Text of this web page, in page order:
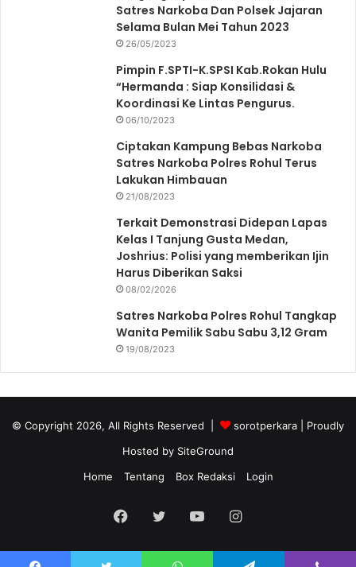
Satres Narkoba Dan Polsek Jajaran
Selama Bulan Mei Tahun 2023
26/05/2023
Pimpin F.SPTI-K.SPSI Kab.Rokan Hulu
“Hermanda : Siap Konsilidasi &
Koordinasi Ke Lintas Pengurus.
06/10/2023
Ciptakan Kampung Bebas Narkoba
Satres Narkoba Polres Rohul Terus
Lakukan Himbauan
21/08/2023
Terkait Demonstrasi Didepan Lapas
Kelas I Tanjung Gusta Medan,
Joshrius: Polisi yang memberikan Ijin
Harus Diberikan Saksi
08/02/2026
Satres Narkoba Polres Rohul Tangkap
Wanita Pemilik Sabu Sabu 3,12 Gram
19/08/2023
© Copyright 2026, All Rights Reserved | sorotperkara
| Proudly
Hosted by SiteGround
Home
Tentang Box Redaksi Login
Facebook
TwitterYouTubeInstagram